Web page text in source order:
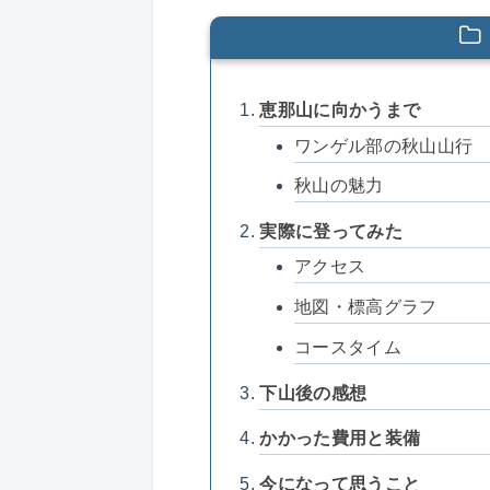
恵那山に向かうまで
ワンゲル部の秋山山行
秋山の魅力
実際に登ってみた
アクセス
地図・標高グラフ
コースタイム
下山後の感想
かかった費用と装備
今になって思うこと